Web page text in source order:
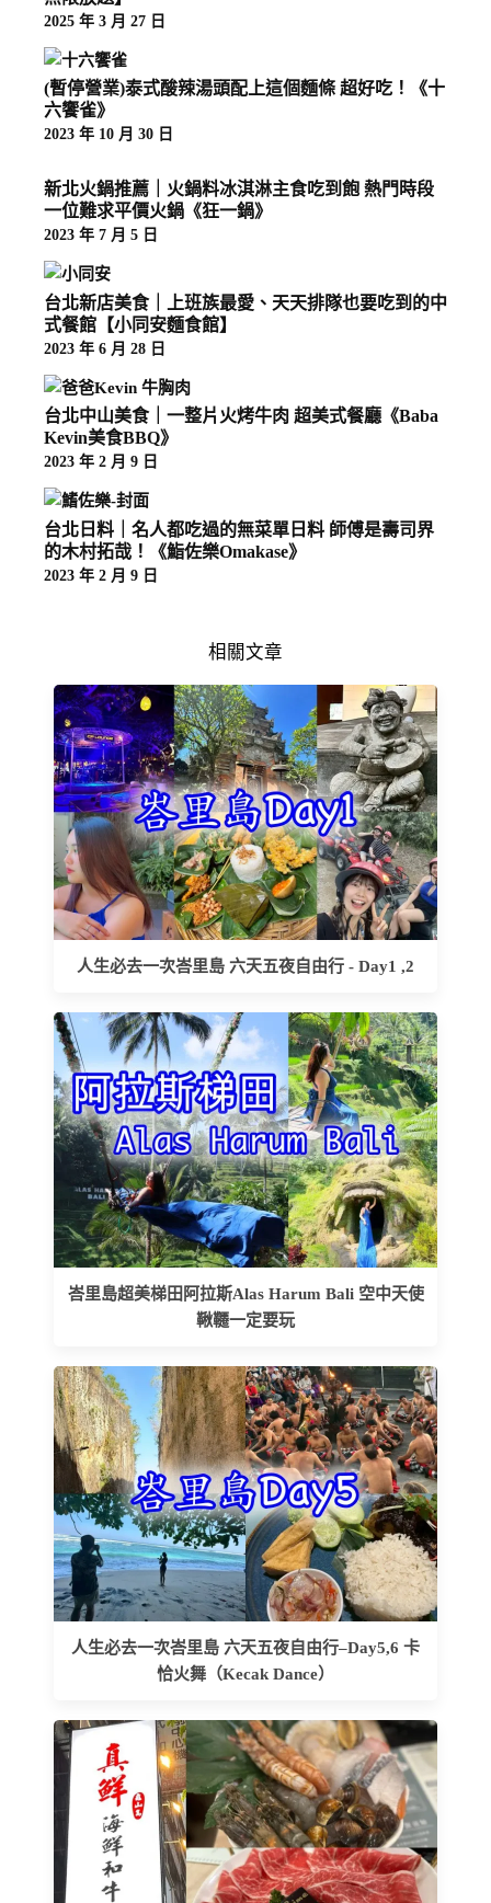
2025 年 3 月 27 日
(暫停營業)泰式酸辣湯頭配上這個麵條 超好吃！《十
六饗雀》
2023 年 10 月 30 日
新北火鍋推薦｜火鍋料冰淇淋主食吃到飽 熱門時段
一位難求平價火鍋《狂一鍋》
2023 年 7 月 5 日
台北新店美食｜上班族最愛、天天排隊也要吃到的中
式餐館【小同安麵食館】
2023 年 6 月 28 日
台北中山美食｜一整片火烤牛肉 超美式餐廳《Baba
Kevin美食BBQ》
2023 年 2 月 9 日
台北日料｜名人都吃過的無菜單日料 師傅是壽司界
的木村拓哉！《鮨佐樂Omakase》
2023 年 2 月 9 日
相關文章
人生必去一次峇里島 六天五夜自由行 - Day1 ,2
峇里島超美梯田阿拉斯Alas Harum Bali 空中天使
鞦韆一定要玩
人生必去一次峇里島 六天五夜自由行–Day5,6 卡
恰火舞（Kecak Dance）